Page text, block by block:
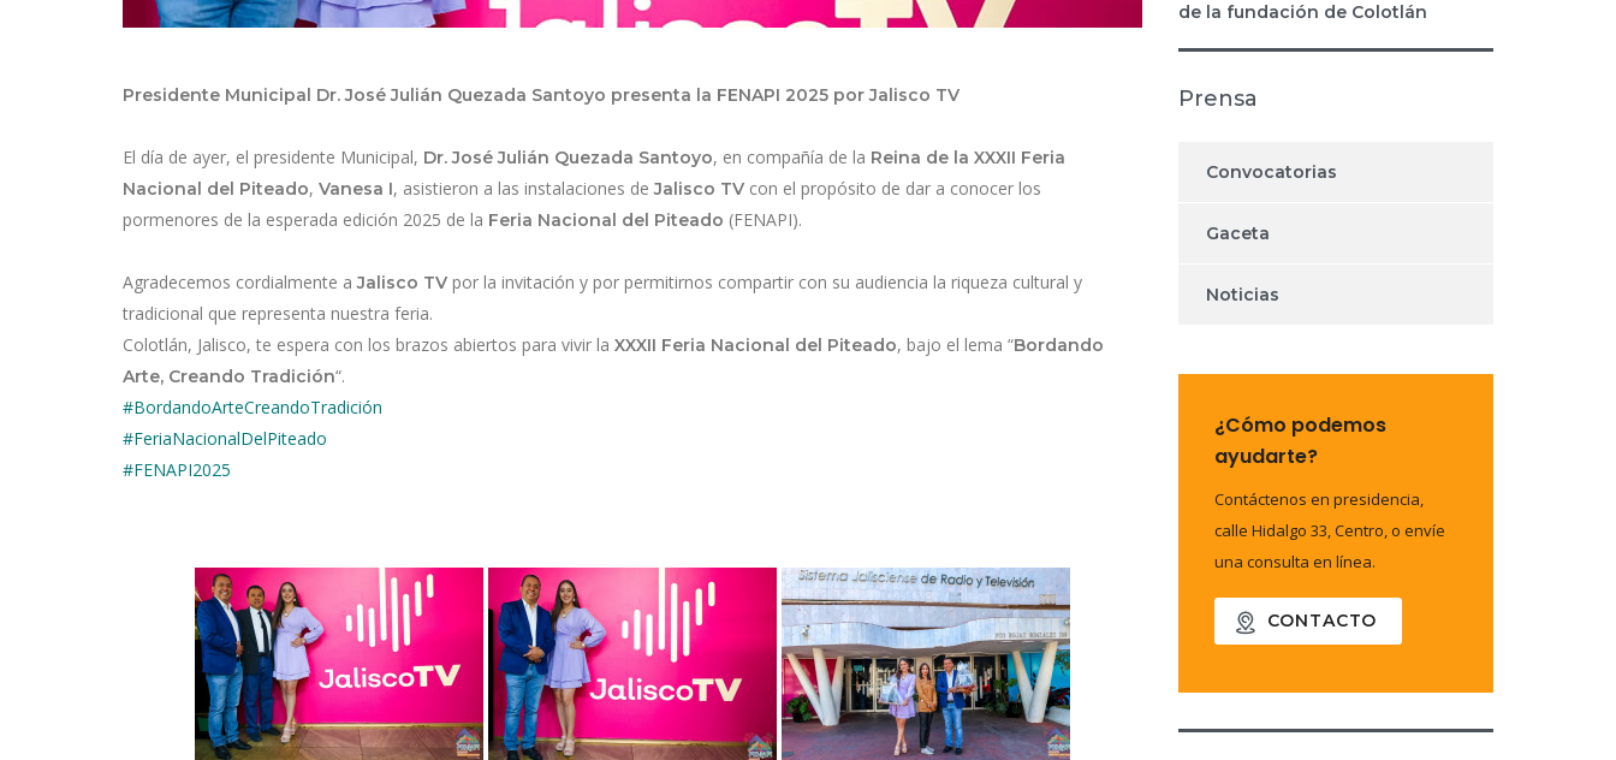
Presidente Municipal Dr. José Julián Quezada Santoyo presenta la FENAPI 2025 por Jalisco TV
El día de ayer, el presidente Municipal, Dr. José Julián Quezada Santoyo, en compañía de la Reina de la XXXII Feria
Nacional del Piteado, Vanesa I, asistieron a las instalaciones deJalisco TV con el propósito de dar a conocer los
pormenores de la esperada edición 2025 de la Feria Nacional del Piteado (FENAPI).
Agradecemos cordialmente aJalisco TV por la invitación y por permitirnos compartir con su audiencia la riqueza cultural y
tradicional que representa nuestra feria.
Colotlán, Jalisco, te espera con los brazos abiertos para vivir la XXXII Feria Nacional del Piteado, bajo el lema “Bordando
Arte, Creando Tradición“.
#BordandoArteCreandoTradición
#FeriaNacionalDelPiteado
#FENAPI2025
de la fundación de Colotlán
Prensa
Convocatorias
Gaceta
Noticias
¿Cómo podemos
ayudarte?
Contáctenos en presidencia,
calle Hidalgo 33, Centro, o envíe
una consulta en línea.
CONTACTO